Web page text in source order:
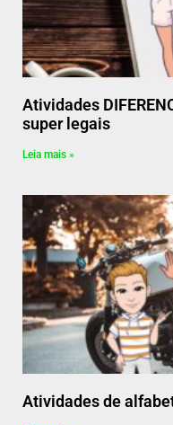
Atividades
super legais
Leia mais »
Atividades de